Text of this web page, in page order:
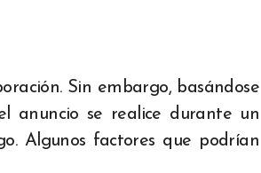
Sin embargo, basándose
anuncio se realice durante un
Algunos factores que podrían